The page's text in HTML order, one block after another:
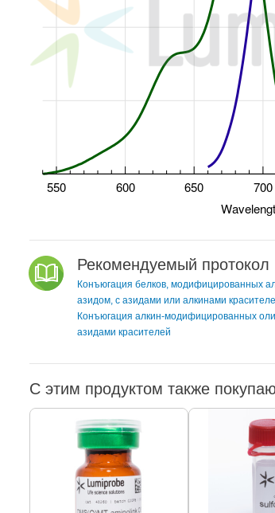
Рекомендуемый протокол
Конъюгация белков, модифицированных
азидом, с азидами или алкинами
Конъюгация алкин-модифицированных
азидами красителей
С этим продуктом также